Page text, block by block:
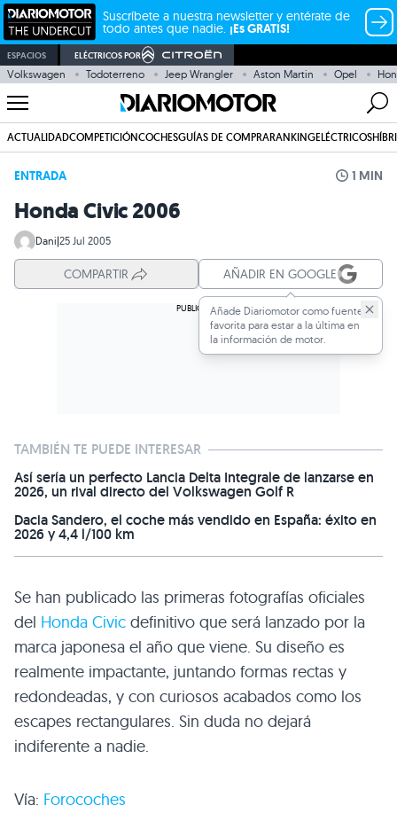
Suscríbete a nuestra newsletter y entérate de
todo antes que nadie. ¡Es GRATIS!
ESPACIOS ELÉCTRICOS POR
Volkswagen Todoterreno Jeep Wrangler Aston Martin Opel
ACTUALIDADCOMPETICIÓNCOCHESGUÍAS DE COMPRARANKINGELÉCTRICOS
ENTRADA 1 MIN
Honda Civic 2006
Dani|25 Jul 2005
COMPARTIR AÑADIR EN GOOGLE
Añade Diariomotor como fuente
favorita para estar a la última en
la información de motor.
TAMBIÉN TE PUEDE INTERESAR
Así sería un perfecto Lancia Delta Integrale de lanzarse en
2026, un rival directo del Volkswagen Golf R
Dacia Sandero, el coche más vendido en España: éxito en
2026 y 4,4 l/100 km
Se han publicado las primeras fotografías oficiales
del Honda Civic definitivo que será lanzado por la
marca japonesa el año que viene. Su diseño es
realmente impactante, juntando formas rectas y
redondeadas, y con curiosos acabados como los
escapes rectangulares. Sin duda no dejará
indiferente a nadie.
Vía: Forocoches